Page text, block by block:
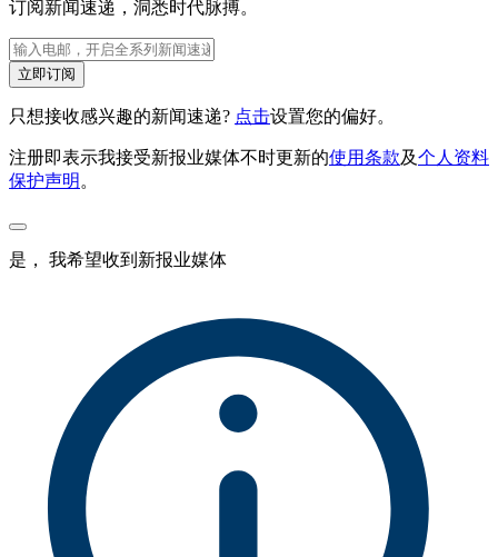
订阅新闻速递，洞悉时代脉搏。
立即订阅
只想接收感兴趣的新闻速递? 点击设置您的偏好。
注册即表示我接受新报业媒体不时更新的使用条款及个人资料
保护声明 。
是， 我希望收到新报业媒体